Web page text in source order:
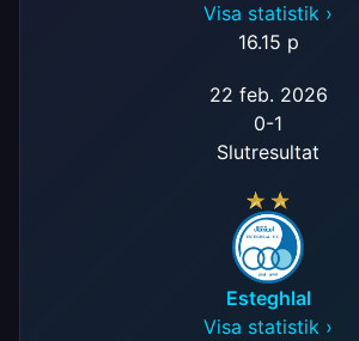
Visa statistik ›
16.15 p
22 feb. 2026
0-1
Slutresultat
Esteghlal
Visa statistik ›